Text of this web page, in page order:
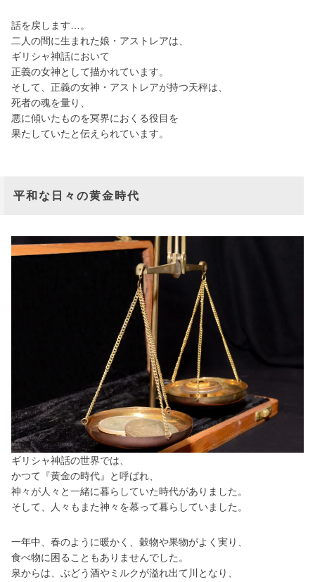
話を戻します…。
二人の間に生まれた娘・アストレアは、
ギリシャ神話において
正義の女神として描かれています。
そして、正義の女神・アストレアが持つ天秤は、
死者の魂を量り、
悪に傾いたものを冥界におくる役目を
果たしていたと伝えられています。
平和な日々の黄金時代
ギリシャ神話の世界では、
かつて『黄金の時代』と呼ばれ、
神々が人々と一緒に暮らしていた時代がありました。
そして、人々もまた神々を慕って暮らしていました。
一年中、春のように暖かく、穀物や果物がよく実り、
食べ物に困ることもありませんでした。
泉からは、ぶどう酒やミルクが溢れ出て川となり、